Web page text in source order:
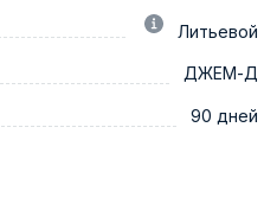
Литьевой
ДЖЕМ-Д
90 дней